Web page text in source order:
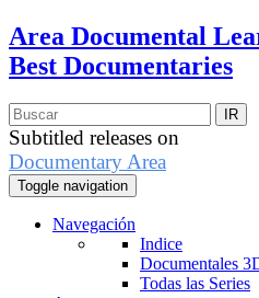
Area Documental
Best Documentaries
Subtitled releases on
Documentary Area
Toggle navigation
Navegación
Indice
Documentales
Todas las Series